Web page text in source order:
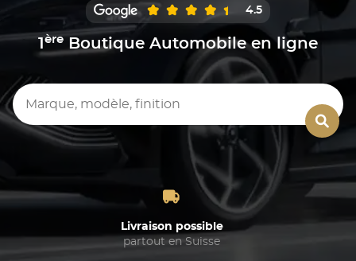
4.5
1 ère Boutique Automobile en ligne
Marque, modèle, finition
Livraison possible
partout en Suisse